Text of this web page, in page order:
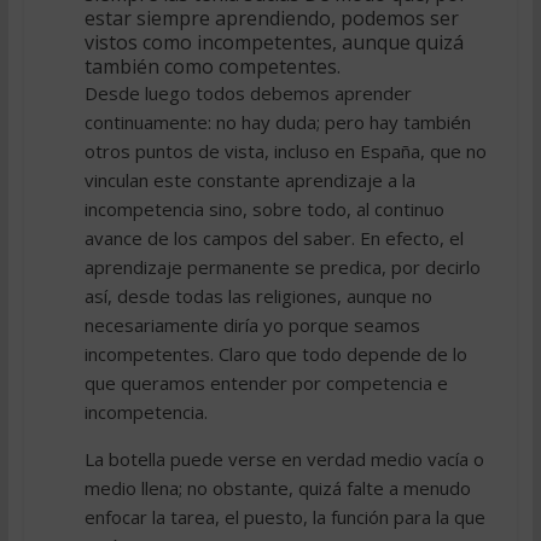
estar siempre aprendiendo, podemos ser
vistos como incompetentes, aunque quizá
también como competentes.
Desde luego todos debemos aprender
continuamente: no hay duda; pero hay también
otros puntos de vista, incluso en España, que no
vinculan este constante aprendizaje a la
incompetencia sino, sobre todo, al continuo
avance de los campos del saber. En efecto, el
aprendizaje permanente se predica, por decirlo
así, desde todas las religiones, aunque no
necesariamente diría yo porque seamos
incompetentes. Claro que todo depende de lo
que queramos entender por competencia e
incompetencia.
La botella puede verse en verdad medio vacía o
medio llena; no obstante, quizá falte a menudo
enfocar la tarea, el puesto, la función para la que